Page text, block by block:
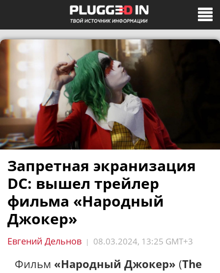
Запретная экранизация
DC: вышел трейлер
фильма «Народный
Джокер»
Евгений Дельнов | 08.03.2024, 13:25 GMT+3
Фильм «Народный Джокер» (The